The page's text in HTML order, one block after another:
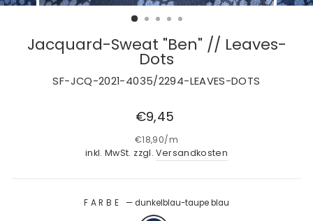
Jacquard-Sweat "Ben" // Leaves-
Dots
SF-JCQ-2021-4035/2294-LEAVES-DOTS
Normaler
€9,45
€18,90/m
inkl. MwSt. zzgl.Versandkosten
FARBE —dunkelblau-taupe blau